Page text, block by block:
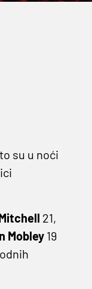
su u noći
21,
Mobley 19